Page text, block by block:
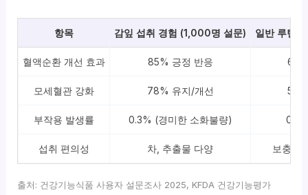
항목 감잎 섭취 경험 (1,000명 설문) 일반 루틴
혈액순환 개선 효과 85% 긍정 반응 65%
모세혈관 강화 78% 유지/개선 55%
부작용 발생률 0.3% (경미한 소화불량)
섭취 편의성 차, 추출물 다양 보충제
출처: 건강기능식품 사용자 설문조사 2025, KFDA 건강기능평가